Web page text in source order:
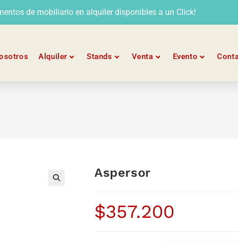
de mobiliario en alquiler disponibles a un Click!
Alquiler Stands Venta Evento
Aspersor
$357.200